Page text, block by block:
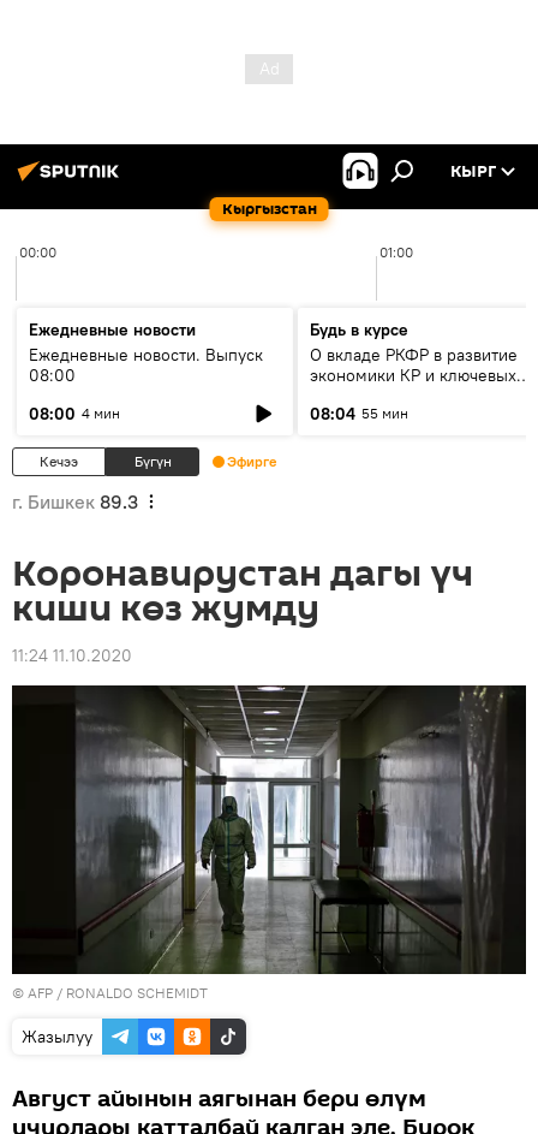
Кыргызстан
КЫРГ
00:00 01:00
Ежедневные новости
Ежедневные новости. Выпуск
08:00
08:00 4 мин
Будь в курсе
О вкладе РКФР в развитие
экономики КР и ключевых
08:04 55 мин
Кечээ Бүгүн Эфирге
г. Бишкек 89.3
Коронавирустан дагы үч
киши көз жумду
11:24 11.10.2020
© AFP / RONALDO SCHEMIDT
Жазылуу
Август айынын аягынан бери өлүм